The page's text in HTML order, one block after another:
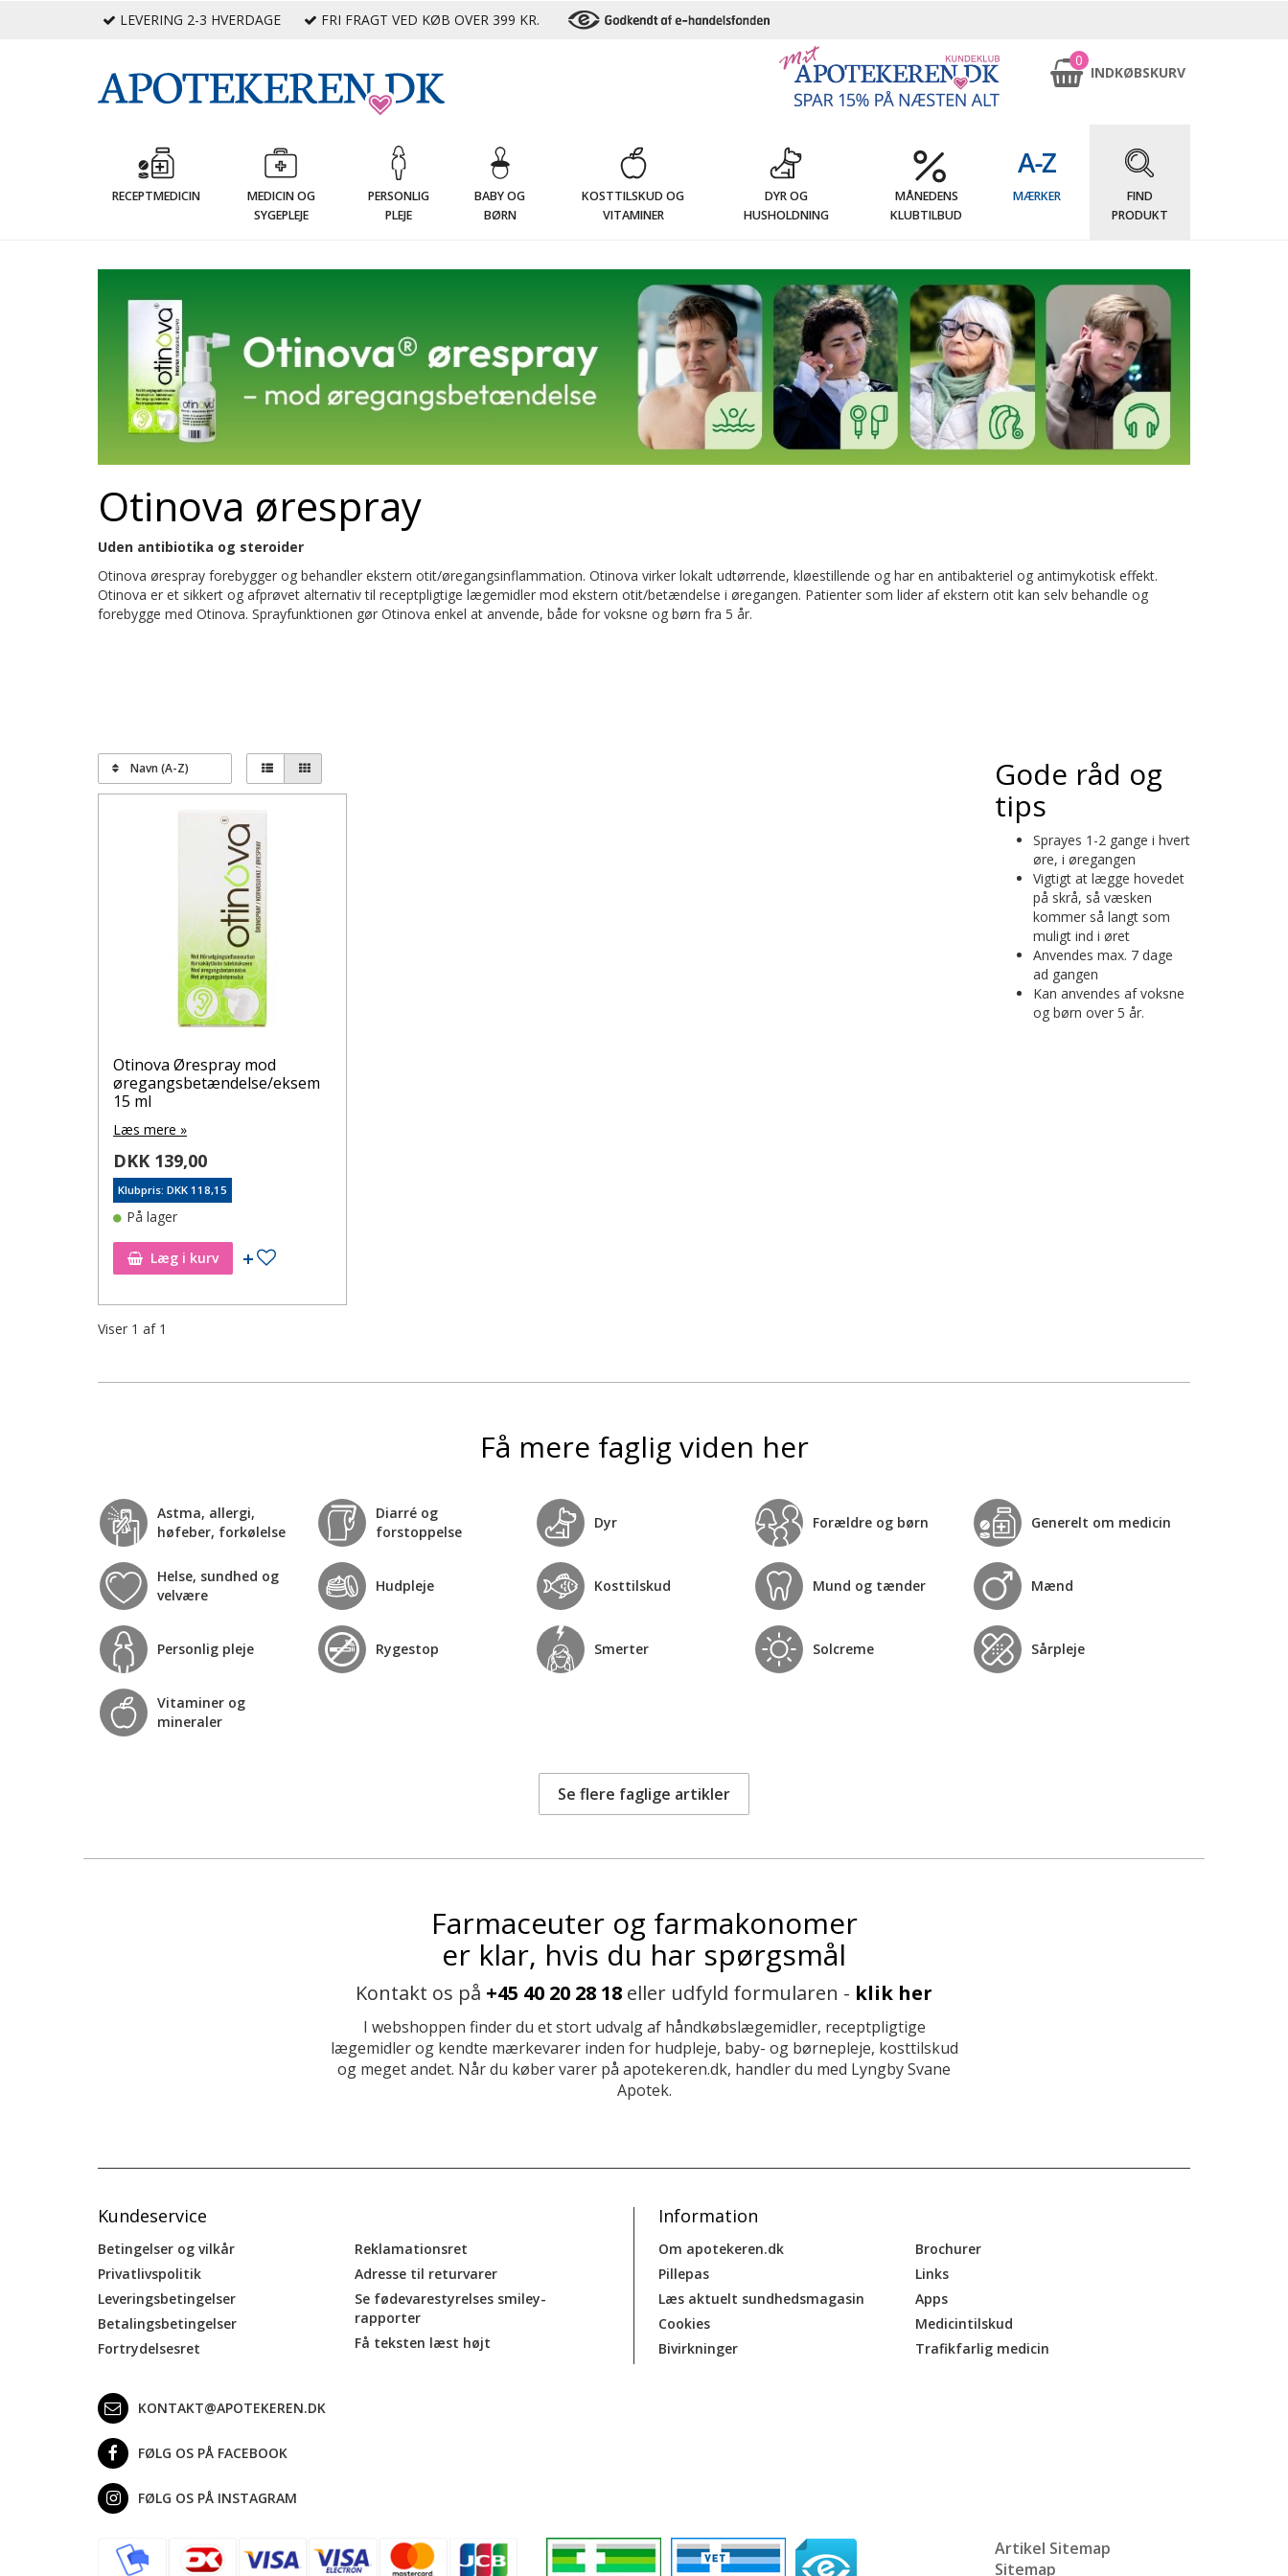
LEVERING 2-3 HVERDAGE FRI FRAGT VED KØB OVER 399 KR.
0
INDKØBSKURV
RECEPTMEDICIN
MEDICIN OG
SYGEPLEJE
PERSONLIG
PLEJE
BABY OG
BØRN
KOSTTILSKUD OG
VITAMINER
DYR OG
HUSHOLDNING
MÅNEDENS
KLUBTILBUD
MÆRKER
FIND
PRODUKT
Otinova ørespray
Uden antibiotika og steroider
Otinova ørespray forebygger og behandler ekstern otit/øregangsinflammation. Otinova virker lokalt udtørrende, kløestillende og har en antibakteriel og antimykotisk effekt.
Otinova er et sikkert og afprøvet alternativ til receptpligtige lægemidler mod ekstern otit/betændelse i øregangen. Patienter som lider af ekstern otit kan selv behandle og
forebygge med Otinova. Sprayfunktionen gør Otinova enkel at anvende, både for voksne og børn fra 5 år.
Navn (A-Z)
Otinova Ørespray mod
øregangsbetændelse/eksem
15 ml
Læs mere »
DKK 139,00
Klubpris: DKK 118,15
På lager
Læg i kurv Tilføj til ønskeseddel
Viser 1 af 1
Gode råd og
tips
Sprayes 1-2 gange i hvert
øre, i øregangen
Vigtigt at lægge hovedet
på skrå, så væsken
kommer så langt som
muligt ind i øret
Anvendes max. 7 dage
ad gangen
Kan anvendes af voksne
og børn over 5 år.
Få mere faglig viden her
Astma, allergi,
høfeber, forkølelse
Diarré og
forstoppelse
Dyr Forældre og børn Generelt om medicin
Helse, sundhed og
velvære
Hudpleje Kosttilskud Mund og tænder Mænd
Personlig pleje Rygestop Smerter Solcreme Sårpleje
Vitaminer og
mineraler
Se flere faglige artikler
Farmaceuter og farmakonomer
er klar, hvis du har spørgsmål
Kontakt os på +45 40 20 28 18 eller udfyld formularen - klik her
I webshoppen finder du et stort udvalg af håndkøbslægemidler, receptpligtige
lægemidler og kendte mærkevarer inden for hudpleje, baby- og børnepleje, kosttilskud
og meget andet. Når du køber varer på apotekeren.dk, handler du med Lyngby Svane
Apotek.
Kundeservice
Betingelser og vilkår
Privatlivspolitik
Leveringsbetingelser
Betalingsbetingelser
Fortrydelsesret
Reklamationsret
Adresse til returvarer
Se fødevarestyrelses smiley-
rapporter
Få teksten læst højt
Information
Om apotekeren.dk
Pillepas
Læs aktuelt sundhedsmagasin
Cookies
Bivirkninger
Brochurer
Links
Apps
Medicintilskud
Trafikfarlig medicin
KONTAKT@APOTEKEREN.DK
FØLG OS PÅ FACEBOOK
FØLG OS PÅ INSTAGRAM
Artikel Sitemap
Sitemap